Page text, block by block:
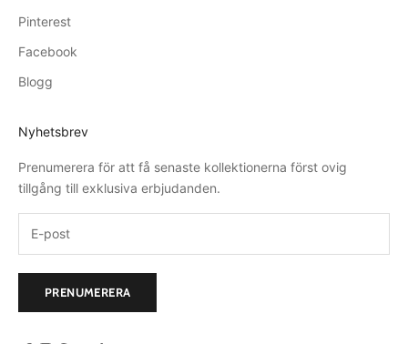
Pinterest
Facebook
Blogg
Nyhetsbrev
Prenumerera för att få senaste kollektionerna först ovig
tillgång till exklusiva erbjudanden.
PRENUMERERA